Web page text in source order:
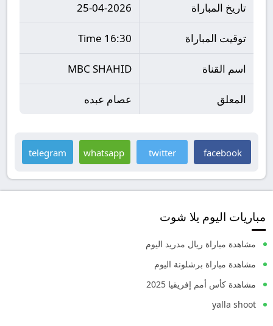
تاريخ المباراة 25-04-2026
توقيت المباراة 16:30 Time
اسم القناة MBC SHAHID
المعلق عصام عبده
facebook
twitter
whatsapp
telegram
مباريات اليوم يلا شوت
مشاهدة مباراة ريال مدريد اليوم
مشاهدة مباراة برشلونة اليوم
مشاهدة كأس أمم إفريقيا 2025
yalla shoot